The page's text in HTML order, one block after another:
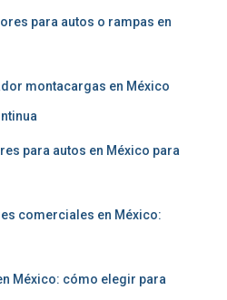
para autos o rampas en
montacargas en México
para autos en México para
comerciales en México:
México: cómo elegir para